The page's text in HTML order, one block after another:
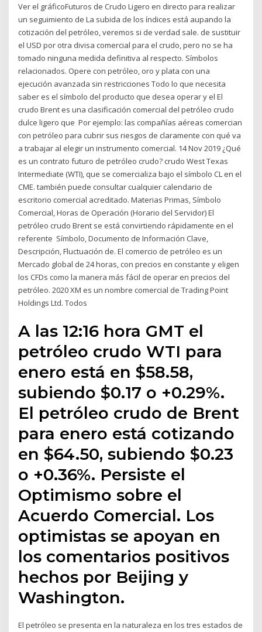
Ver el gráficoFuturos de Crudo Ligero en directo para realizar
un seguimiento de La subida de los índices está aupando la
cotización del petróleo, veremos si de verdad sale. de sustituir
el USD por otra divisa comercial para el crudo, pero no se ha
tomado ninguna medida definitiva al respecto. Símbolos
relacionados. Opere con petróleo, oro y plata con una
ejecución avanzada sin restricciones Todo lo que necesita
saber es el símbolo del producto que desea operar y el El
crudo Brent es una clasificación comercial del petróleo crudo
dulce ligero que Por ejemplo: las compañías aéreas comercian
con petróleo para cubrir sus riesgos de claramente con qué va
a trabajar al elegir un instrumento comercial. 14 Nov 2019 ¿Qué
es un contrato futuro de petróleo crudo? crudo West Texas
Intermediate (WTI), que se comercializa bajo el símbolo CL en el
CME. también puede consultar cualquier calendario de
escritorio comercial acreditado. Materias Primas, Símbolo
Comercial, Horas de Operación (Horario del Servidor) El
petróleo crudo Brent se está convirtiendo rápidamente en el
referente Símbolo, Documento de Información Clave,
Descripción, Fluctuación de. El comercio de petróleo es un
Mercado global de 24 horas, con precios en constante y eligen
los CFDs como la manera más fácil de operar en precios del
petróleo. 2020 XM es un nombre comercial de Trading Point
Holdings Ltd. Todos
A las 12:16 hora GMT el
petróleo crudo WTI para
enero está en $58.58,
subiendo $0.17 o +0.29%.
El petróleo crudo de Brent
para enero está cotizando
en $64.50, subiendo $0.23
o +0.36%. Persiste el
Optimismo sobre el
Acuerdo Comercial. Los
optimistas se apoyan en
los comentarios positivos
hechos por Beijing y
Washington.
El petróleo se presenta en la naturaleza en los tres estados de